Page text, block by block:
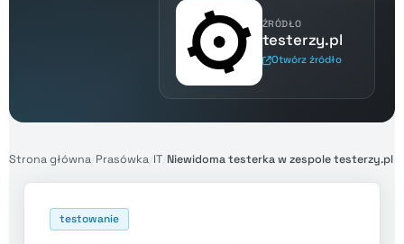
ŹRÓDŁO
testerzy.pl
Otwórz źródło
Strona główna Prasówka IT Niewidoma testerka w zespole testerzy.pl
testowanie